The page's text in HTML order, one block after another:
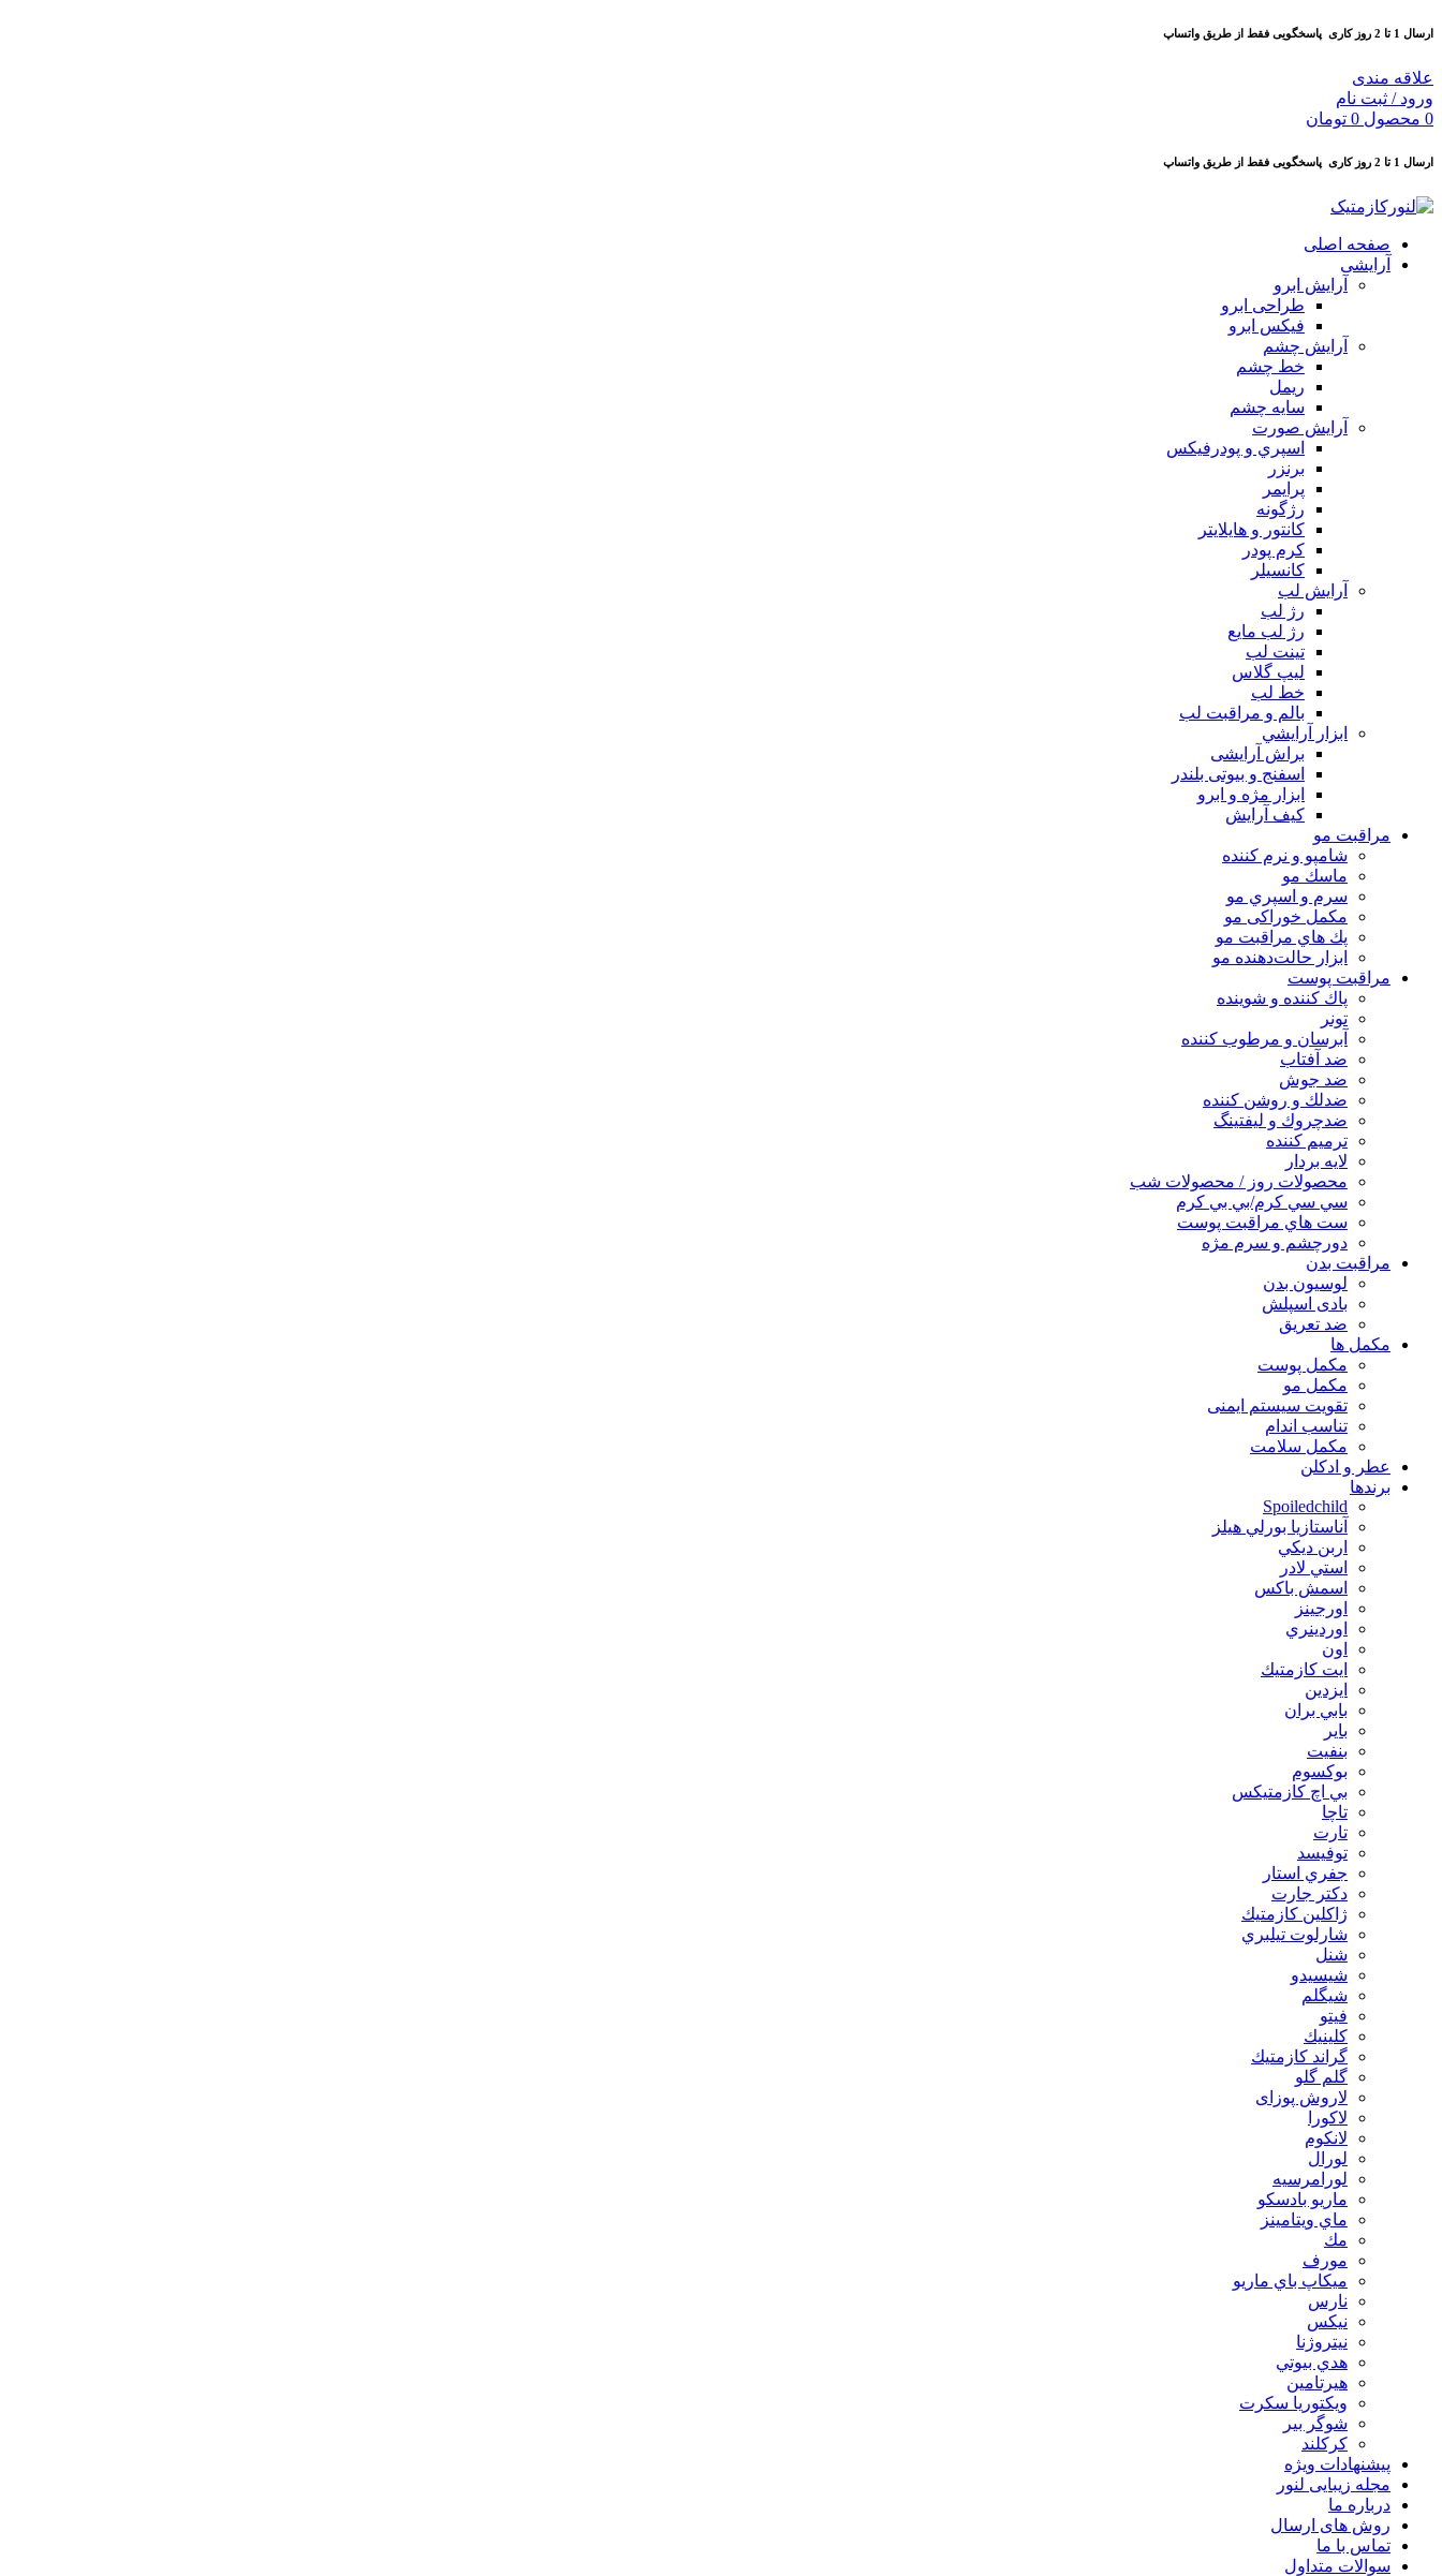
ارسال 1 تا 2 روز کاری پاسخگویی فقط از طریق واتساپ
علاقه مندی
ورود / ثبت نام
0 محصول 0 تومان
ارسال 1 تا 2 روز کاری پاسخگویی فقط از طریق واتساپ
صفحه اصلی
آرایشی
آرايش ابرو
طراحی ابرو
فیکس ابرو
آرايش چشم
خط چشم
ريمل
سايه چشم
آرايش صورت
اسپري و پودرفيكس
برنزر
پرايمر
رژگونه
كانتور و هايلايتر
كرم پودر
كانسيلر
آرايش لب
رژ لب
رژ لب مایع
تینت لب
لیپ گلاس
خط لب
بالم و مراقبت لب
ابزار آرايشي
براش آرایشی
اسفنج و بیوتی بلندر
ابزار مژه و ابرو
کیف آرایش
مراقبت مو
شامپو و نرم كننده
ماسك مو
سرم و اسپري مو
مكمل خوراكی مو
پك هاي مراقبت مو
ابزار حالت‌دهنده مو
مراقبت پوست
پاك كننده و شوينده
تونر
آبرسان و مرطوب كننده
ضد آفتاب
ضد جوش
ضدلك و روشن كننده
ضدچروك و ليفتينگ
ترميم كننده
لايه بردار
محصولات روز / محصولات شب
سي سي كرم/بي بي كرم
ست هاي مراقبت پوست
دورچشم و سرم مژه
مراقبت بدن
لوسیون بدن
بادی اسپلش
ضد تعریق
مكمل ها
مکمل پوست
مکمل مو
تقویت سیستم ایمنی
تناسب اندام
مکمل سلامت
عطر و ادکلن
برندها
Spoiledchild
آناستازيا بورلي هيلز
اربن ديكي
استي لادر
اسمش باكس
اورجينز
اوردينري
اون
ايت كازمتيك
ايزدين
بابي بران
بایر
بنفيت
بوكسوم
بي اچ كازمتيكس
تاچا
تارت
توفيسد
جفري استار
دكتر جارت
ژاكلين كازمتيك
شارلوت تيلبري
شنل
شيسيدو
شیگلم
فيتو
كلينيك
گراند كازمتيك
گلم گلو
لاروش پوزای
لاكورا
لانكوم
لورال
لورامرسيه
ماريو بادسكو
ماي ويتامينز
مك
مورف
ميكاپ باي ماريو
نارس
نيكس
نیتروژنا
هدي بيوتي
هیرتامین
ویکتوریا سکرت
شوگر بير
کرکلند
پیشنهادات ویژه
مجله زیبایی لنور
درباره ما
روش های ارسال
تماس با ما
سوالات متداول